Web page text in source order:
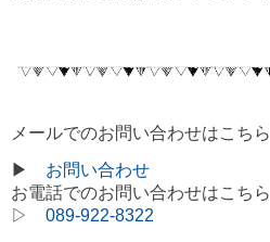
メールでのお問い合わせはこちら
▶ お問い合わせ
お電話でのお問い合わせはこちら
▷ 089-922-8322